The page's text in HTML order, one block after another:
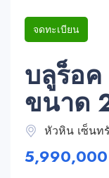
จดทะเบียน
บลูร็อ
ขนาด
หัวหิน เซ็นท